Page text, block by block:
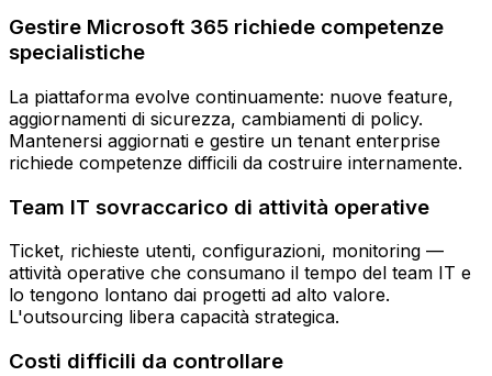
Gestire Microsoft 365 richiede competenze
specialistiche
La piattaforma evolve continuamente: nuove feature,
aggiornamenti di sicurezza, cambiamenti di policy.
Mantenersi aggiornati e gestire un tenant enterprise
richiede competenze difficili da costruire internamente.
Team IT sovraccarico di attività operative
Ticket, richieste utenti, configurazioni, monitoring —
attività operative che consumano il tempo del team IT e
lo tengono lontano dai progetti ad alto valore.
L'outsourcing libera capacità strategica.
Costi difficili da controllare